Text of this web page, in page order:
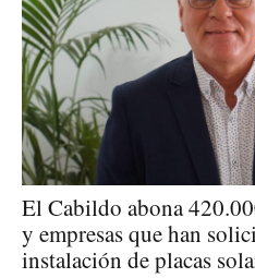
El Cabildo abona
y empresas que han
instalación de placas